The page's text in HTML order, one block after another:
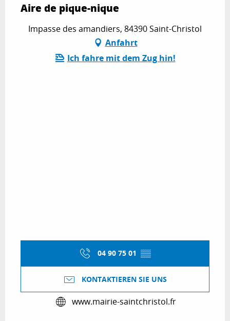
Aire de pique-nique
Impasse des amandiers, 84390 Saint-Christol
Anfahrt
Ich fahre mit dem Zug hin!
04 90 75 01 ▒▒
KONTAKTIEREN SIE UNS
www.mairie-saintchristol.fr